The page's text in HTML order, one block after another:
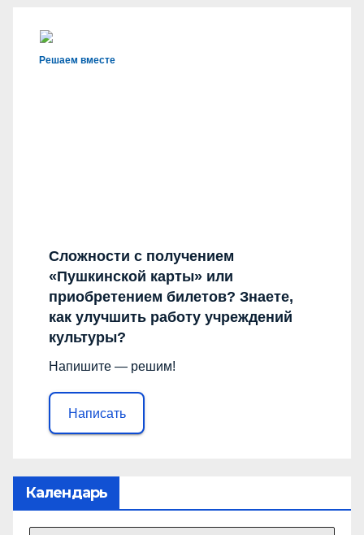
Решаем вместе
Сложности с получением
«Пушкинской карты» или
приобретением билетов? Знаете,
как улучшить работу учреждений
культуры?
Напишите — решим!
Написать
Календарь